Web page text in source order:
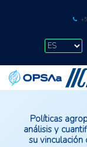
Políticas
análisis y
su